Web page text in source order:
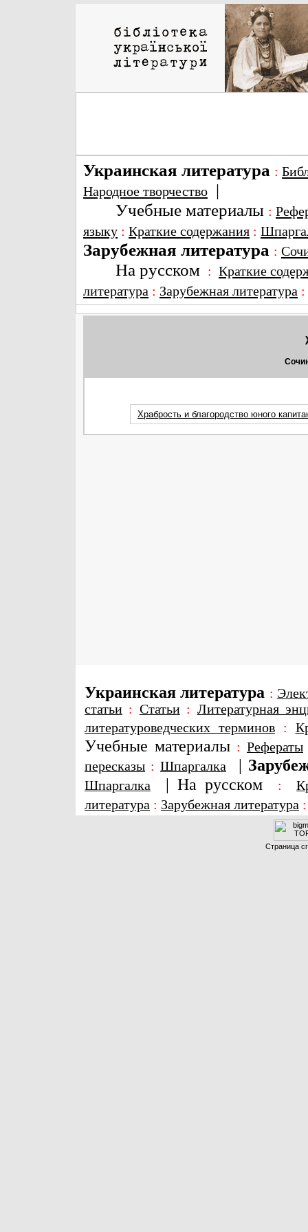
Украинская литература :
Народное творчество |
Учебные материалы :
языку : Краткие содержания :
Зарубежная литература :
На русском : Краткие
литература : Зарубежная литература
Храбрость и благородство юного
Украинская литература :
статьи : Статьи: Литературная
литературоведческих терминов:
Учебные материалы : Рефераты
пересказы : Шпаргалка |
Шпаргалка | На русском :
литература : Зарубежная литература
Страница